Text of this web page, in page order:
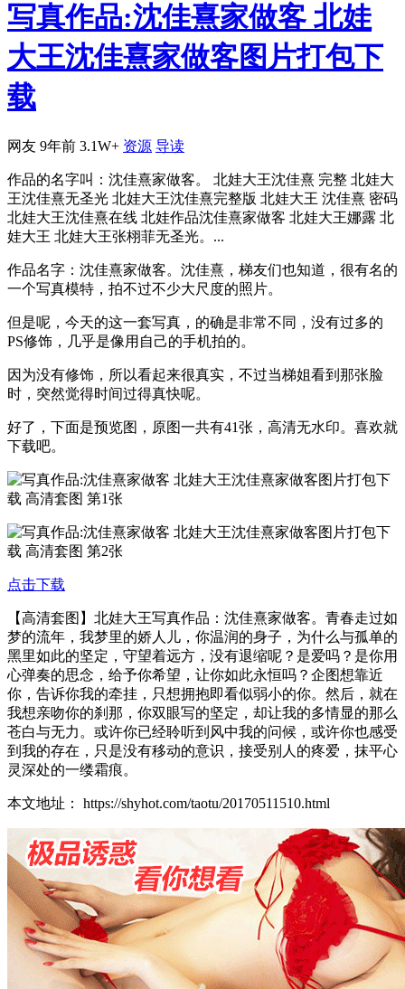
写真作品:沈佳熹家做客 北娃
大王沈佳熹家做客图片打包下
载
网友 9年前 3.1W+ 资源 导读
作品的名字叫：沈佳熹家做客。 北娃大王沈佳熹 完整 北娃大
王沈佳熹无圣光 北娃大王沈佳熹完整版 北娃大王 沈佳熹 密码
北娃大王沈佳熹在线 北娃作品沈佳熹家做客 北娃大王娜露 北
娃大王 北娃大王张栩菲无圣光。...
作品名字：沈佳熹家做客。沈佳熹，梯友们也知道，很有名的
一个写真模特，拍不过不少大尺度的照片。
但是呢，今天的这一套写真，的确是非常不同，没有过多的
PS修饰，几乎是像用自己的手机拍的。
因为没有修饰，所以看起来很真实，不过当梯姐看到那张脸
时，突然觉得时间过得真快呢。
好了，下面是预览图，原图一共有41张，高清无水印。喜欢就
下载吧。
点击下载
【高清套图】北娃大王写真作品：沈佳熹家做客。青春走过如
梦的流年，我梦里的娇人儿，你温润的身子，为什么与孤单的
黑里如此的坚定，守望着远方，没有退缩呢？是爱吗？是你用
心弹奏的思念，给予你希望，让你如此永恒吗？企图想靠近
你，告诉你我的牵挂，只想拥抱即看似弱小的你。然后，就在
我想亲吻你的刹那，你双眼写的坚定，却让我的多情显的那么
苍白与无力。或许你已经聆听到风中我的问候，或许你也感受
到我的存在，只是没有移动的意识，接受别人的疼爱，抹平心
灵深处的一缕霜痕。
本文地址： https://shyhot.com/taotu/20170511510.html